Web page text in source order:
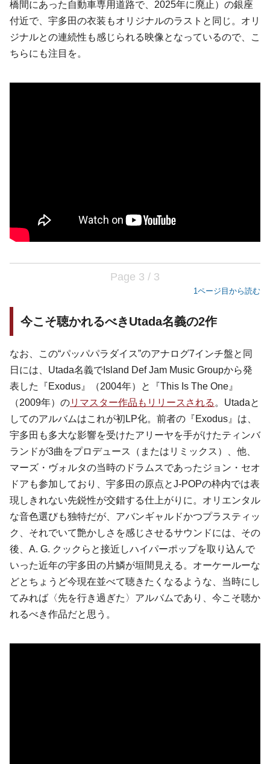
橋間にあった自動車専用道路で、2025年に廃止）の銀座
付近で、宇多田の衣装もオリジナルのラストと同じ。オリ
ジナルとの連続性も感じられる映像となっているので、こ
ちらにも注目を。
Page 3 / 3
1ページ目から読む
今こそ聴かれるべきUtada名義の2作
なお、この“パッパパラダイス”のアナログ7インチ盤と同
日には、Utada名義でIsland Def Jam Music Groupから発
表した『Exodus』（2004年）と『This Is The One』
（2009年）のリマスター作品もリリースされる 。Utadaと
してのアルバムはこれが初LP化。前者の『Exodus』は、
宇多田も多大な影響を受けたアリーヤを手がけたティンバ
ランドが3曲をプロデュース（またはリミックス）、他、
マーズ・ヴォルタの当時のドラムスであったジョン・セオ
ドアも参加しており、宇多田の原点とJ-POPの枠内では表
現しきれない先鋭性が交錯する仕上がりに。オリエンタル
な音色選びも独特だが、アバンギャルドかつプラスティッ
ク、それでいて艶かしさを感じさせるサウンドには、その
後、A. G. クックらと接近しハイパーポップを取り込んで
いった近年の宇多田の片鱗が垣間見える。オーケールーな
どとちょうど今現在並べて聴きたくなるような、当時にし
てみれば〈先を行き過ぎた〉アルバムであり、今こそ聴か
れるべき作品だと思う。